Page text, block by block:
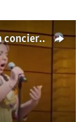
Hatun Killa: la voz lírica del Perú en concierto